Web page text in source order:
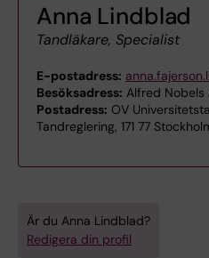
Anna Lindblad
Tandläkare, Specialist
E-postadress:
Besöksadress: Alfred Nobels
Postadress: OV
Tandreglering, 171 77
Är du Anna Lindblad?
Redigera din profil